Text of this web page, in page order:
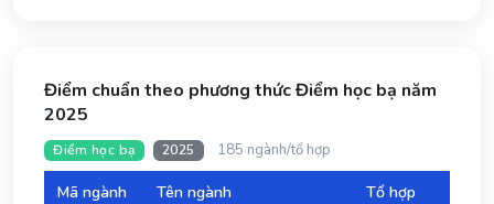
Điểm chuẩn theo phương thức Điểm học bạ năm
2025
Điểm học bạ 2025 185 ngành/tổ hợp
Mã ngành Tên ngành Tổ hợp